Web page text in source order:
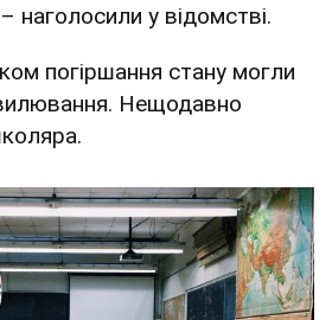
наголосили у відомстві.
погіршання стану могли
Нещодавно